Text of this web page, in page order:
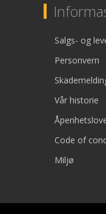
Salgs- og
Personvern
Vår historie
Code of
Miljø